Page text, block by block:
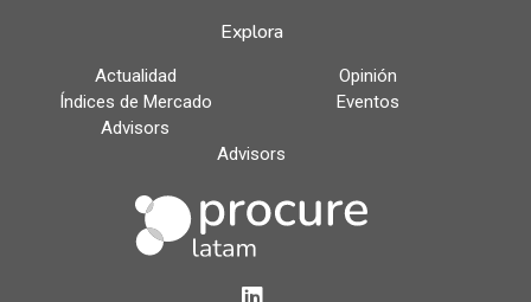
Explora
Actualidad
Opinión
Índices de Mercado
Eventos
Advisors
Advisors
LinkedIn